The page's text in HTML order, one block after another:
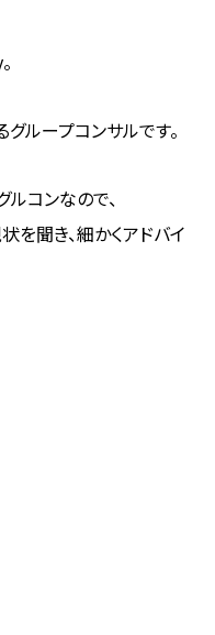
ループコンサルです。
コンなので、
を聞き、細かくアドバイ